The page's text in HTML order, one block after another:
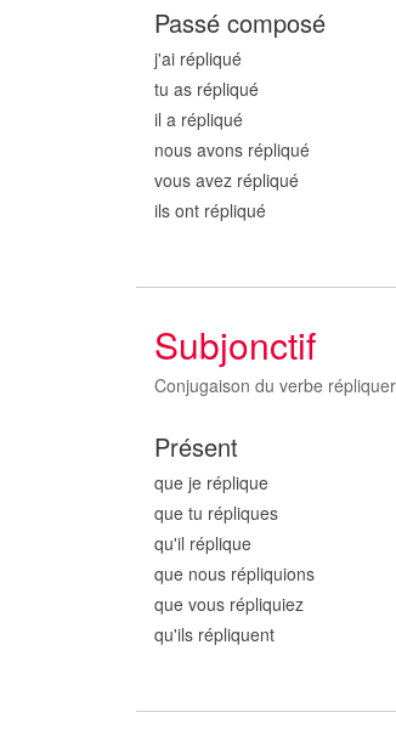
Passé composé
j'ai répliqué
tu as répliqué
il a répliqué
nous avons répliqué
vous avez répliqué
ils ont répliqué
Subjonctif
Conjugaison du verbe
Présent
que je réplique
que tu répliques
qu'il réplique
que nous répliquions
que vous répliquiez
qu'ils répliquent